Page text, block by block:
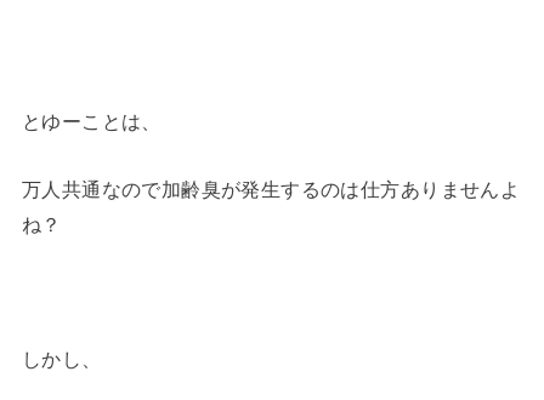
とゆーことは、
万人共通なので加齢臭が発生するのは仕方ありませんよ
ね？
しかし、